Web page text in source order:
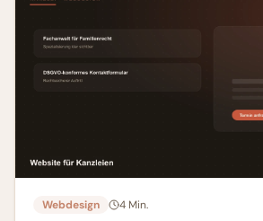
Webdesign 4 Min.